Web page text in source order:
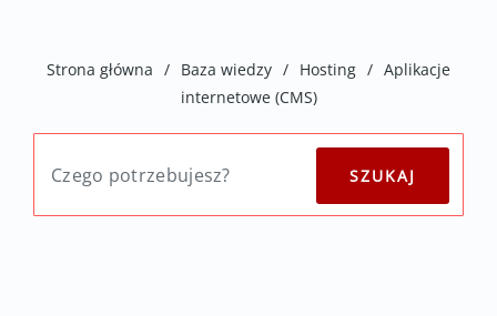
Strona główna / Baza wiedzy / Hosting / Aplikacje
internetowe (CMS)